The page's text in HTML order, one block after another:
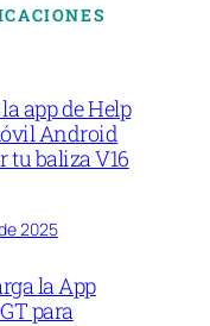
app de Help
Android
tu baliza V16
2025
la App
para